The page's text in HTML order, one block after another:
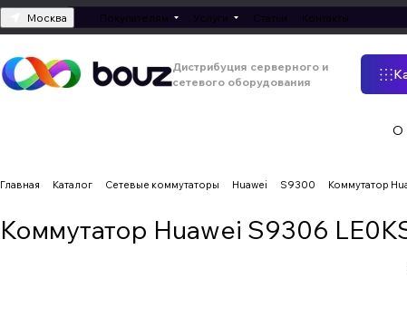
Москва Покупателям Услуги Статьи Контакты
Дистрибуция серверного и
сетевого оборудования
О
Главная Каталог Сетевые коммутаторы Huawei S9300 Коммутатор
Коммутатор Huawei S9306